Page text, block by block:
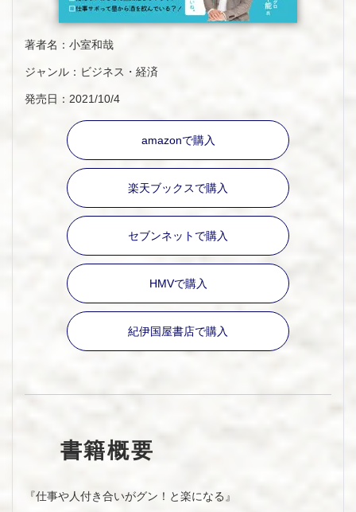
著者名：小室和哉
ジャンル：ビジネス・経済
発売日：2021/10/4
amazonで購入
楽天ブックスで購入
セブンネットで購入
HMVで購入
紀伊国屋書店で購入
書籍概要
『仕事や人付き合いがグン！と楽になる』